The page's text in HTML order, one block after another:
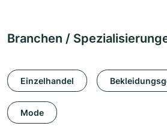
Branchen /
Einzelhandel
Mode